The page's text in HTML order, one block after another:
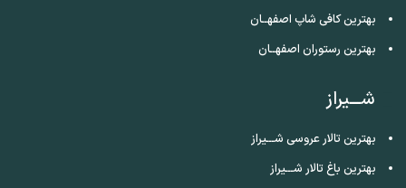
بهترین کافی شاپ اصفهــان
بهترین رستوران اصفهــان
شـــیراز
بهترین تالار عروسی شـــیراز
بهترین باغ تالار شـــیراز